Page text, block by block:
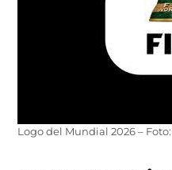
Logo del Mundial 2026 – Foto: